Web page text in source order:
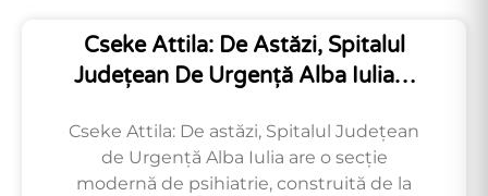
Cseke Attila: De Astăzi, Spitalul
Județean De Urgență Alba Iulia…
Cseke Attila: De astăzi, Spitalul Județean
de Urgență Alba Iulia are o secție
modernă de psihiatrie, construită de la